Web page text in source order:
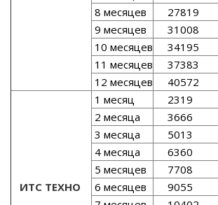
8 месяцев
27819
9 месяцев
31008
10 месяцев 34195
11 месяцев 37383
12 месяцев 40572
ИТС ТЕХНО
1 месяц
2319
2 месяца
3666
3 месяца
5013
4 месяца
6360
5 месяцев
7708
6 месяцев
9055